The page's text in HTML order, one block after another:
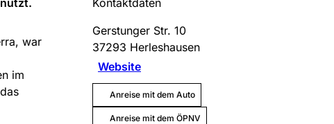
war
im
Gerstunger Str. 10
37293 Herleshausen
Website
Anreise mit dem Auto
Anreise mit dem ÖPNV